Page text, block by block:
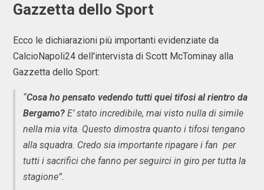
Gazzetta dello Sport
Ecco le dichiarazioni più importanti evidenziate da
CalcioNapoli24 dell'intervista di Scott McTominay alla
Gazzetta dello Sport:
“Cosa ho pensato vedendo tutti quei tifosi al rientro da
Bergamo? E’ stato incredibile, mai visto nulla di simile
nella mia vita. Questo dimostra quanto i tifosi tengano
alla squadra. Credo sia importante ripagare i fan per
tutti i sacrifici che fanno per seguirci in giro per tutta la
stagione”.